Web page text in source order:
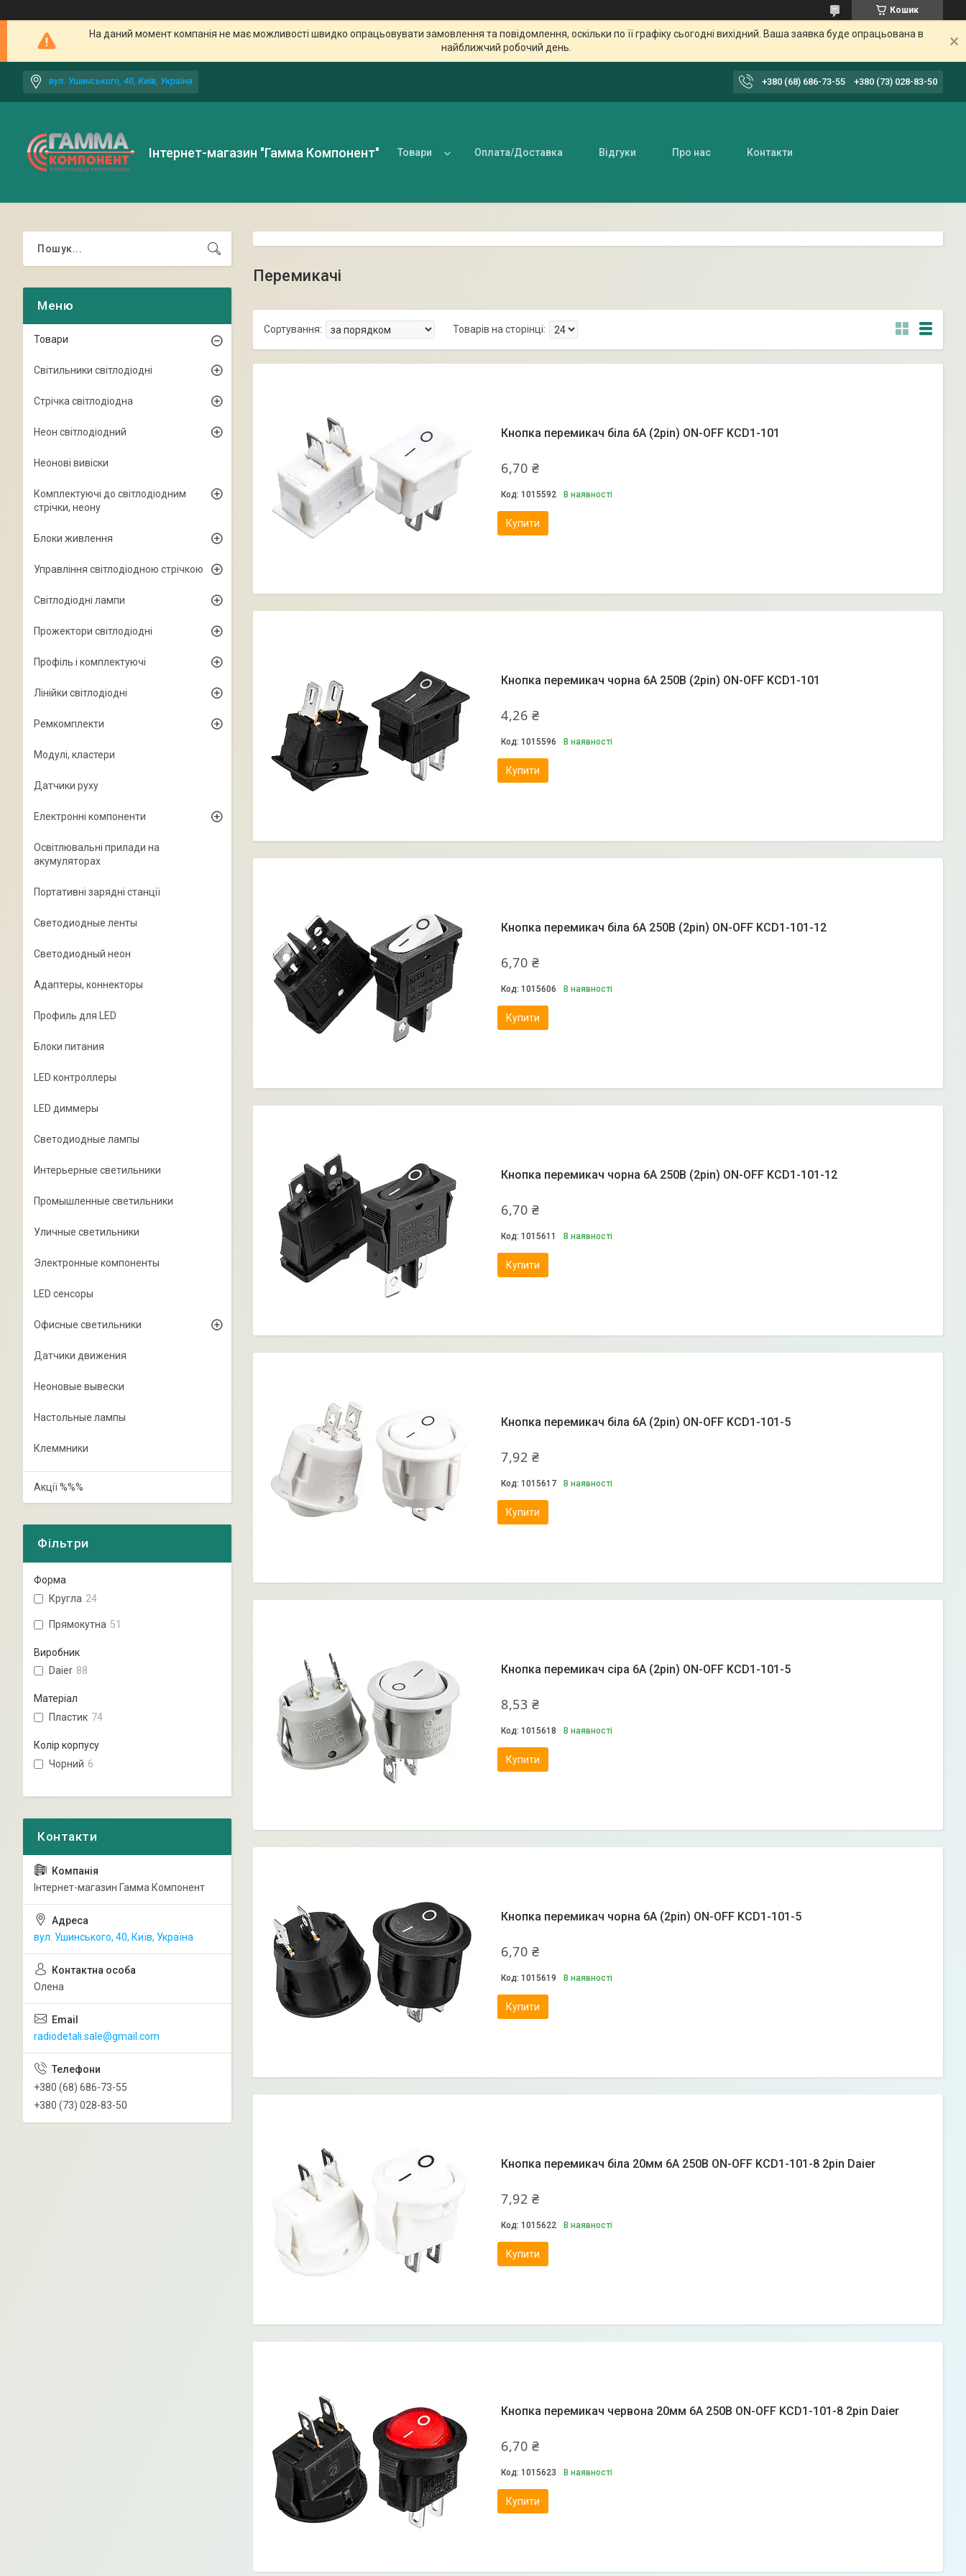
Кошик
На даний момент компанія не має можливості швидко опрацьовувати замовлення та повідомлення, оскільки по її графіку сьогодні вихідний. Ваша заявка буде опрацьована в
найближчий робочий день.
вул. Ушинського, 40, Київ, Україна +380 (68) 686-73-55 +380 (73) 028-83-50
Інтернет-магазин "Гамма Компонент" Товари Оплата/Доставка Відгуки Про нас Контакти
Перемикачі
Кнопка перемикач біла 6А (2pin) ON-OFF KCD1-101
6,70 ₴
1015592 В наявності
Купити
Кнопка перемикач чорна 6А 250В (2pin) ON-OFF KCD1-101
4,26 ₴
1015596 В наявності
Купити
Кнопка перемикач біла 6А 250B (2pin) ON-OFF KCD1-101-12
6,70 ₴
1015606 В наявності
Купити
Кнопка перемикач чорна 6А 250B (2pin) ON-OFF KCD1-101-12
6,70 ₴
1015611 В наявності
Купити
Кнопка перемикач біла 6А (2pin) ON-OFF KCD1-101-5
7,92 ₴
1015617 В наявності
Купити
Кнопка перемикач сіра 6А (2pin) ON-OFF KCD1-101-5
8,53 ₴
1015618 В наявності
Купити
Кнопка перемикач чорна 6А (2pin) ON-OFF KCD1-101-5
6,70 ₴
1015619 В наявності
Купити
Кнопка перемикач біла 20мм 6А 250В ON-OFF KCD1-101-8 2pin Daier
7,92 ₴
1015622 В наявності
Купити
Кнопка перемикач червона 20мм 6А 250В ON-OFF KCD1-101-8 2pin Daier
6,70 ₴
1015623 В наявності
Купити
Товари
Світильники світлодіодні
Стрічка світлодіодна
Неон світлодіодний
Неонові вивіски
Комплектуючі до світлодіодним
стрічки, неону
Блоки живлення
Управління світлодіодною стрічкою
Світлодіодні лампи
Прожектори світлодіодні
Профіль і комплектуючі
Лінійки світлодіодні
Ремкомплекти
Модулі, кластери
Датчики руху
Електронні компоненти
Освітлювальні прилади на
акумуляторах
Портативні зарядні станції
Светодиодные ленты
Светодиодный неон
Адаптеры, коннекторы
Профиль для LED
Блоки питания
LED контроллеры
LED диммеры
Светодиодные лампы
Интерьерные светильники
Промышленные светильники
Уличные светильники
Электронные компоненты
LED сенсоры
Офисные светильники
Датчики движения
Неоновые вывески
Настольные лампы
Клеммники
Акції %%%
Фільтри
Форма
Кругла 24
Прямокутна 51
Виробник
Daier 88
Матеріал
Пластик 74
Колір корпусу
Чорний 6
Інтернет-магазин Гамма Компонент
вул. Ушинського, 40, Київ, Україна
Олена
radiodetali.sale@gmail.com
+380 (68) 686-73-55
+380 (73) 028-83-50